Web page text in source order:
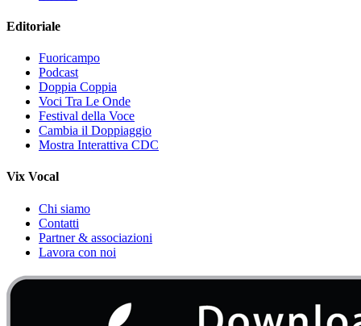
Editoriale
Fuoricampo
Podcast
Doppia Coppia
Voci Tra Le Onde
Festival della Voce
Cambia il Doppiaggio
Mostra Interattiva CDC
Vix Vocal
Chi siamo
Contatti
Partner & associazioni
Lavora con noi